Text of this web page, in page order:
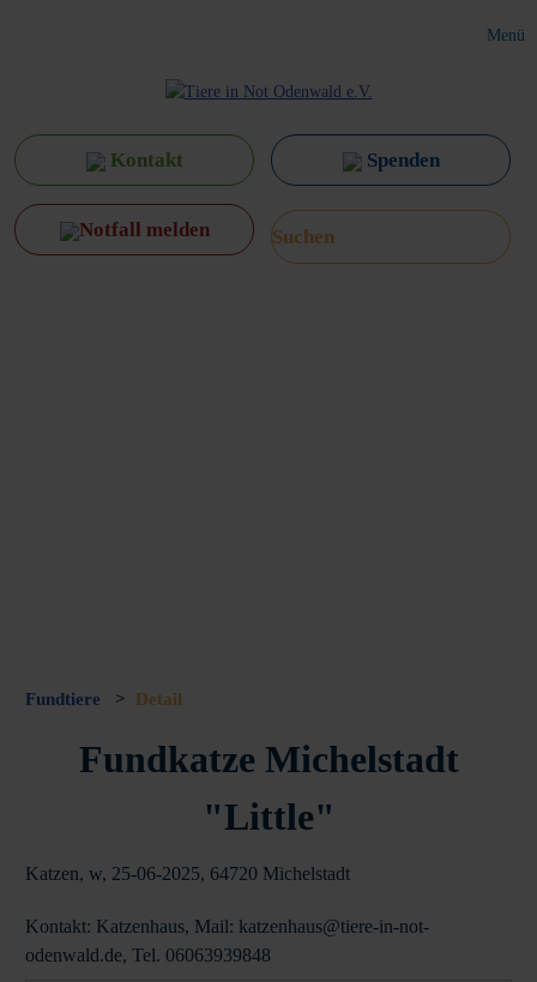
Menü
Kontakt Spenden
Notfall melden
Fundtiere > Detail
Fundkatze Michelstadt
"Little"
Katzen, w, 25-06-2025, 64720 Michelstadt
Kontakt: Katzenhaus, Mail: katzenhaus@tiere-in-not-
odenwald.de, Tel. 06063939848